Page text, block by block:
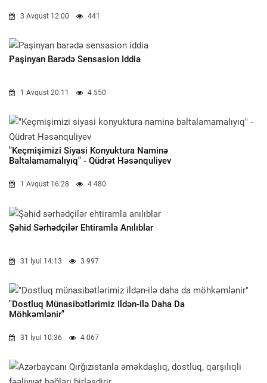
3 Avqust 12:00 441
Paşinyan Barədə Sensasion Iddia
1 Avqust 20:11 4 550
"Keçmişimizi Siyasi Konyuktura Naminə
Baltalamamalıyıq" - Qüdrət Həsənquliyev
1 Avqust 16:28 4 480
Şəhid Sərhədçilər Ehtiramla Anılıblar
31 İyul 14:13 3 997
"Dostluq Münasibətlərimiz Ildən-Ilə Daha Da
Möhkəmlənir"
31 İyul 10:36 4 067